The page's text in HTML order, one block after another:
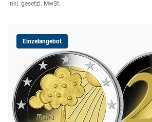
inkl. gesetzl. MwSt.
Einzelangebot